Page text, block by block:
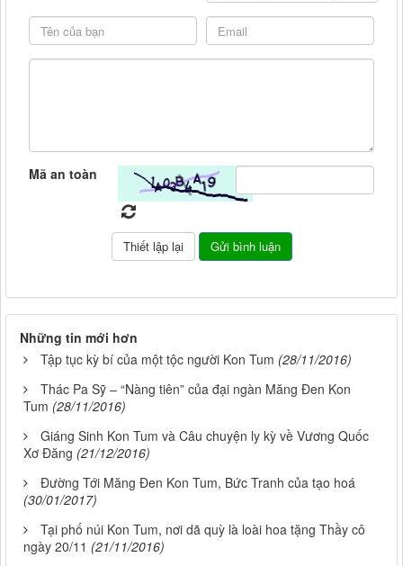
Mã an toàn
Những tin mới hơn
Tập tục kỳ bí của một tộc người Kon Tum (28/11/2016)
Thác Pa Sỹ – “Nàng tiên” của đại ngàn Măng Đen Kon
Tum (28/11/2016)
Giáng Sinh Kon Tum và Câu chuyện ly kỳ về Vương Quốc
Xơ Đăng (21/12/2016)
Đường Tới Măng Đen Kon Tum, Bức Tranh của tạo hoá
(30/01/2017)
Tại phố núi Kon Tum, nơi dã quỳ là loài hoa tặng Thầy cô
ngày 20/11 (21/11/2016)